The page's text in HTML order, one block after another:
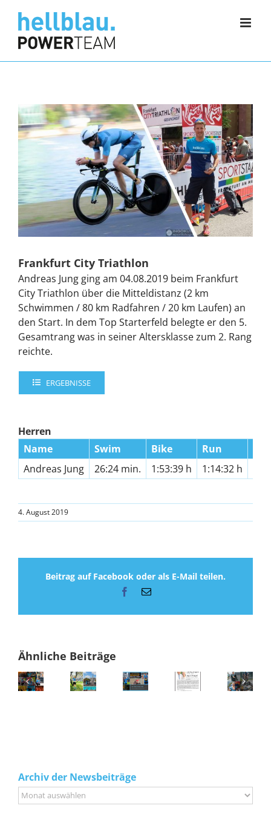
Inhalt
springen
Frankfurt City Triathlon
Andreas Jung ging am 04.08.2019 beim Frankfurt
City Triathlon über die Mitteldistanz (2 km
Schwimmen / 80 km Radfahren / 20 km Laufen) an
den Start. In dem Top Starterfeld belegte er den 5.
Gesamtrang was in seiner Altersklasse zum 2. Rang
reichte.
ERGEBNISSE
Herren
Name
Swim Bike Run
Andreas Jung
26:24 min. 1:53:39 h 1:14:32 h
4. August 2019
Beitrag auf Facebook oder als E-Mail teilen.
Facebook
E-
Ähnliche Beiträge
Archiv der Newsbeiträge
Archiv
der